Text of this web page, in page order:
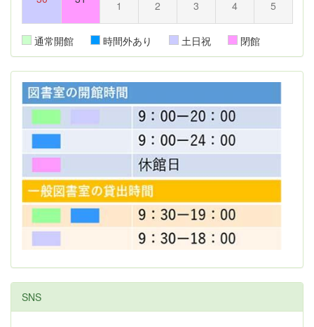
1 2 3 4 5
通常開館 時間外あり 土日祝 閉館
SNS